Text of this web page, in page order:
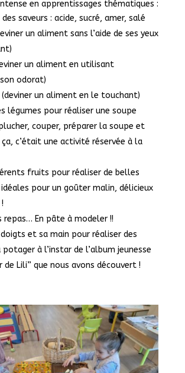
en apprentissages thématiques :
saveurs : acide, sucré, amer, salé
un aliment sans l’aide de ses yeux
un aliment en utilisant
odorat)
(deviner un aliment en le touchant)
légumes pour réaliser une soupe
couper, préparer la soupe et
ça, c’était une activité réservée à la
fruits pour réaliser de belles
pour un goûter malin, délicieux
repas… En pâte à modeler !!
et sa main pour réaliser des
à l’instar de l’album jeunesse
de Lili” que nous avons découvert !